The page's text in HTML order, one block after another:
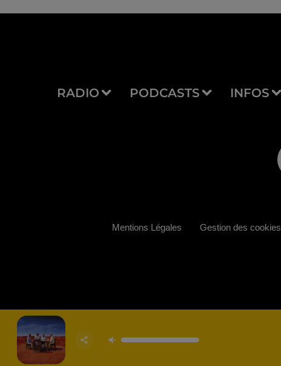
RADIO PODCASTS INFOS
Mentions Légales Gestion des cookies